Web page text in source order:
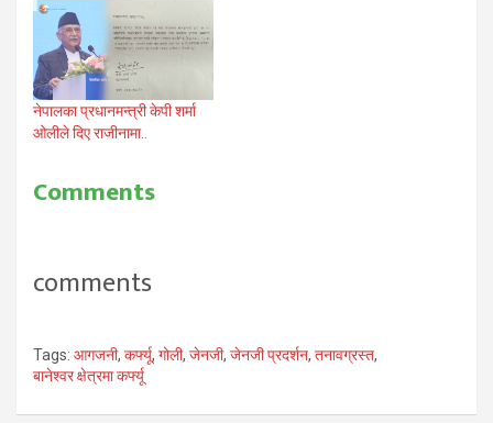
नेपालका प्रधानमन्त्री केपी शर्मा
ओलीले दिए राजीनामा..
Comments
comments
Tags: आगजनी, कर्फ्यू, गोली, जेनजी, जेनजी प्रदर्शन, तनावग्रस्त,
बानेश्वर क्षेत्रमा कर्फ्यू